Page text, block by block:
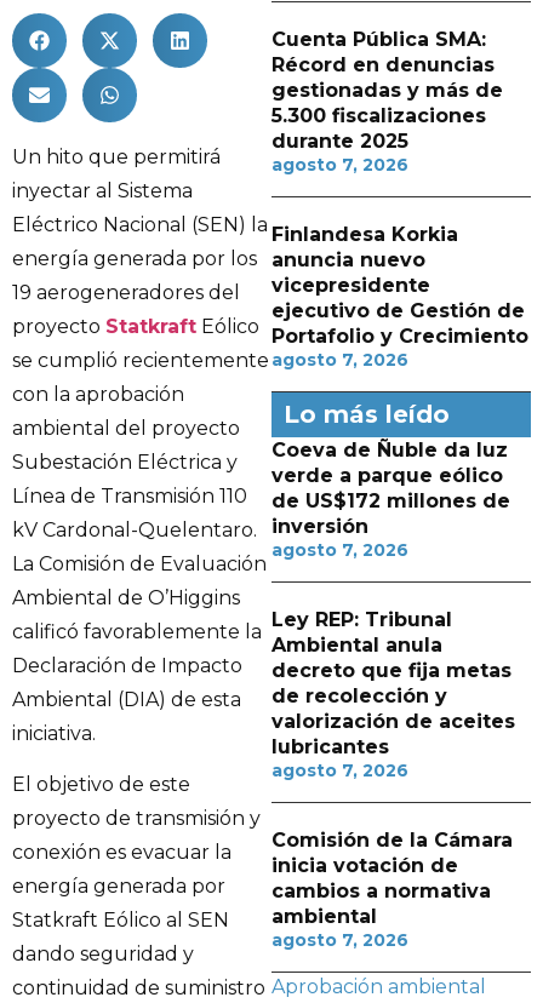
Un hito que permitirá
inyectar al Sistema
Eléctrico Nacional (SEN) la
energía generada por los
19 aerogeneradores del
proyecto Statkraft Eólico
se cumplió recientemente
con la aprobación
ambiental del proyecto
Subestación Eléctrica y
Línea de Transmisión 110
kV Cardonal-Quelentaro.
La Comisión de Evaluación
Ambiental de O’Higgins
calificó favorablemente la
Declaración de Impacto
Ambiental (DIA) de esta
iniciativa.
El objetivo de este
proyecto de transmisión y
conexión es evacuar la
energía generada por
Statkraft Eólico al SEN
dando seguridad y
continuidad de suministro
Cuenta Pública SMA:
Récord en denuncias
gestionadas y más de
5.300 fiscalizaciones
durante 2025
agosto 7, 2026
Finlandesa Korkia
anuncia nuevo
vicepresidente
ejecutivo de Gestión de
Portafolio y Crecimiento
agosto 7, 2026
Lo más leído
Coeva de Ñuble da luz
verde a parque eólico
de US$172 millones de
inversión
agosto 7, 2026
Ley REP: Tribunal
Ambiental anula
decreto que fija metas
de recolección y
valorización de aceites
lubricantes
agosto 7, 2026
Comisión de la Cámara
inicia votación de
cambios a normativa
ambiental
agosto 7, 2026
Aprobación ambiental